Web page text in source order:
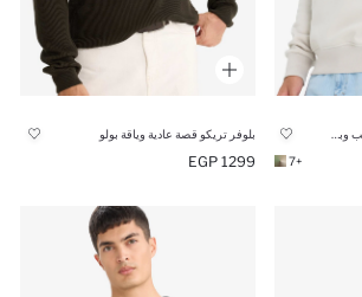
+7
بلوفر تريكو قصة عادية وياقة بولو
1299 EGP